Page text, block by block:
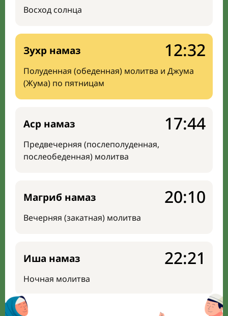
Восход солнца
Зухр намаз
Полуденная (обеденная) молитва и Джума
(Жума) по пятницам
12:32
Аср намаз
Предвечерняя (послеполуденная,
послеобеденная) молитва
17:44
Магриб намаз
Вечерняя (закатная) молитва
20:10
Иша намаз
Ночная молитва
22:21